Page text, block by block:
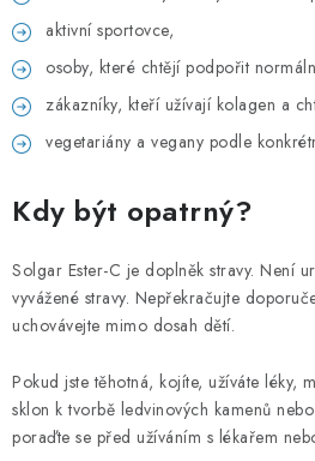
aktivní sportovce,
osoby, které chtějí podpořit
zákazníky, kteří užívají kolagen a
vegetariány a vegany podle
Kdy být opatrný?
Solgar Ester-C je doplněk stravy. Není
vyvážené stravy. Nepřekračujte
uchovávejte mimo dosah dětí.
Pokud jste těhotná, kojíte, užíváte léky,
sklon k tvorbě ledvinových kamenů
poraďte se před užíváním s lékařem